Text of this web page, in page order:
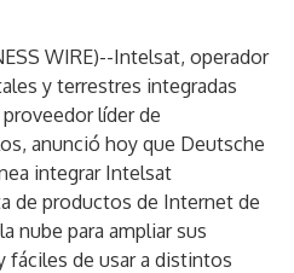
WIRE)--Intelsat, operador
y terrestres integradas
líder de
anunció hoy que Deutsche
integrar Intelsat
de productos de Internet de
nube para ampliar sus
de usar a distintos